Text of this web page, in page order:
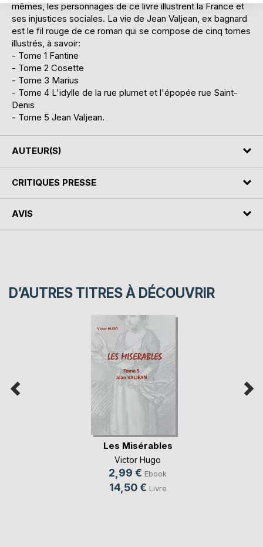
mêmes, les personnages de ce livre illustrent la France et
ses injustices sociales. La vie de Jean Valjean, ex bagnard
est le fil rouge de ce roman qui se compose de cinq tomes
illustrés, à savoir:
- Tome 1 Fantine
- Tome 2 Cosette
- Tome 3 Marius
- Tome 4 L'idylle de la rue plumet et l'épopée rue Saint-
Denis
- Tome 5 Jean Valjean.
AUTEUR(S)
CRITIQUES PRESSE
AVIS
D’AUTRES TITRES À DÉCOUVRIR
Les Misérables
Victor Hugo
2,99 € Ebook
14,50 € Livre